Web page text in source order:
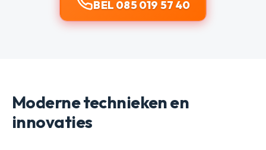
BEL 085 019 57 40
Moderne technieken en
innovaties